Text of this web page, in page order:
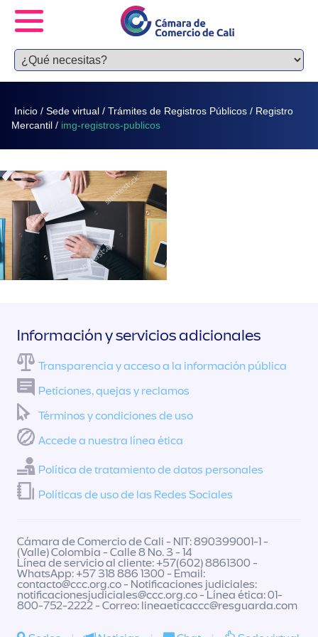
Inicio / Sede virtual / Trámites de Registros Públicos / Registro
Mercantil / img-registros-publicos
Información y servicios adicionales
Transparencia y acceso a la información pública
Peticiones, quejas y reclamos
Términos y condiciones de uso
Accede a nuestra línea ética
Política de tratamiento de datos personales
Políticas de uso de las Redes Sociales
Cámara de Comercio de Cali - NIT: 890399001-1 -
(Valle) Colombia - Calle 8 No. 3 - 14
Línea de servicio al cliente: +57(602) 8861300 -
WhatsApp: +57 318 886 1300 - Email:
contacto@ccc.org.co- Notificaciones judiciales:
notificacionesjudiciales@ccc.org.co- Línea ética: 01-
800-752-2222 - Correo: lineaeticaccc@resguarda.com